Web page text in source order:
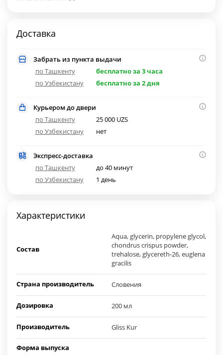
Доставка
Забрать из пункта выдачи
по Ташкенту
бесплатно за 3 часа
по Узбекистану
бесплатно за 2 дня
Курьером до двери
по Ташкенту
25 000 UZS
по Узбекистану
нет
Экспресс-доставка
по Ташкенту
до 40 минут
по Узбекистану
1 день
Характеристики
Состав
Aqua, glycerin, propylene glycol,
chondrus crispus powder,
trehalose, glycereth-26, euglena
gracilis
Страна производитель Словения
Дозировка 200 мл
Производитель Gliss Kur
Форма выпуска